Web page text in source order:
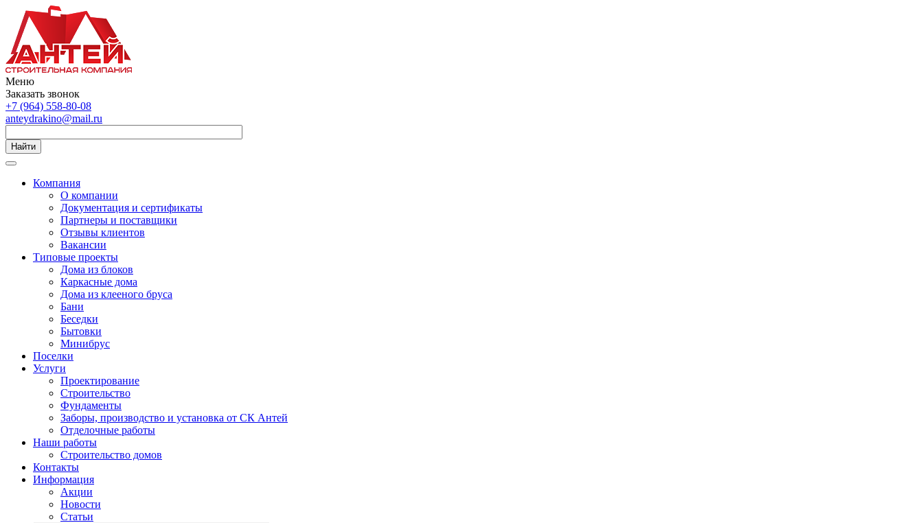
Меню
Заказать звонок
+7 (964) 558-80-08
anteydrakino@mail.ru
Найти
Компания
О компании
Документация и сертификаты
Партнеры и поставщики
Отзывы клиентов
Вакансии
Типовые проекты
Дома из блоков
Каркасные дома
Дома из клееного бруса
Бани
Беседки
Бытовки
Минибрус
Поселки
Услуги
Проектирование
Строительство
Фундаменты
Заборы, производство и установка от СК Антей
Отделочные работы
Наши работы
Строительство домов
Контакты
Информация
Акции
Новости
Статьи